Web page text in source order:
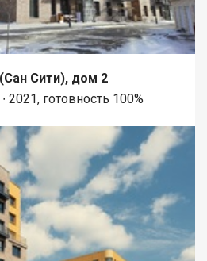
без юридических рисков:
и без долгов. Документы
быстрый и честный выход на
чтобы оценить квартиру
в чат, выберем удобное для вас
Сити), дом 2
готовность 100%